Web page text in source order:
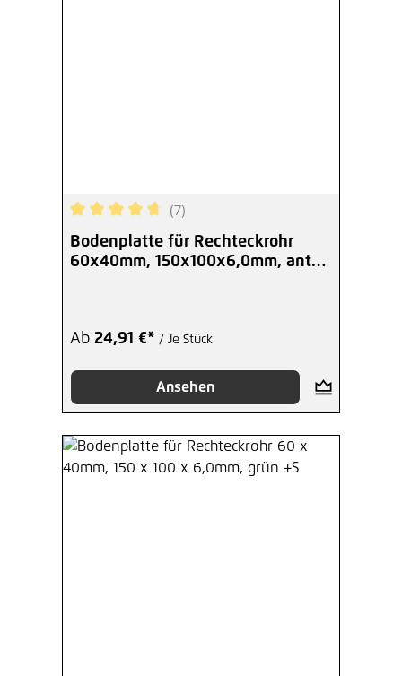
Durchschnittliche Bewertung von 4.86 von 5
(7)
Bodenplatte für Rechteckrohr
60x40mm, 150x100x6,0mm, anth.
Ab 24,91 €* / Je Stück
Ansehen